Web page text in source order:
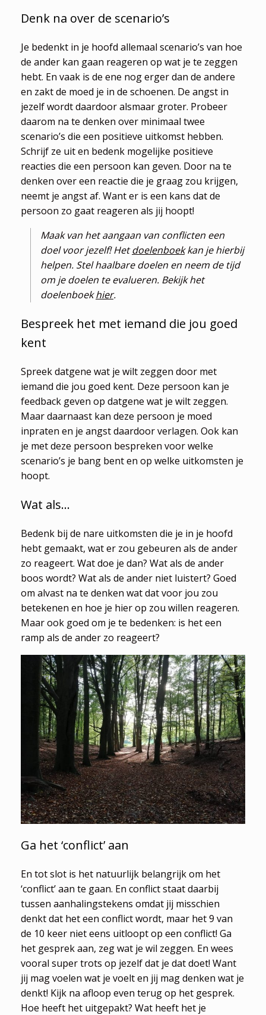
Denk na over de scenario’s
Je bedenkt in je hoofd allemaal scenario’s van hoe
de ander kan gaan reageren op wat je te zeggen
hebt. En vaak is de ene nog erger dan de andere
en zakt de moed je in de schoenen. De angst in
jezelf wordt daardoor alsmaar groter. Probeer
daarom na te denken over minimaal twee
scenario’s die een positieve uitkomst hebben.
Schrijf ze uit en bedenk mogelijke positieve
reacties die een persoon kan geven. Door na te
denken over een reactie die je graag zou krijgen,
neemt je angst af. Want er is een kans dat de
persoon zo gaat reageren als jij hoopt!
Maak van het aangaan van conflicten een
doel voor jezelf! Hetdoelenboekkan je hierbij
helpen. Stel haalbare doelen en neem de tijd
om je doelen te evalueren. Bekijk het
doelenboekhier.
Bespreek het met iemand die jou goed
kent
Spreek datgene wat je wilt zeggen door met
iemand die jou goed kent. Deze persoon kan je
feedback geven op datgene wat je wilt zeggen.
Maar daarnaast kan deze persoon je moed
inpraten en je angst daardoor verlagen. Ook kan
je met deze persoon bespreken voor welke
scenario’s je bang bent en op welke uitkomsten je
hoopt.
Wat als…
Bedenk bij de nare uitkomsten die je in je hoofd
hebt gemaakt, wat er zou gebeuren als de ander
zo reageert. Wat doe je dan? Wat als de ander
boos wordt? Wat als de ander niet luistert? Goed
om alvast na te denken wat dat voor jou zou
betekenen en hoe je hier op zou willen reageren.
Maar ook goed om je te bedenken: is het een
ramp als de ander zo reageert?
Ga het ‘conflict’ aan
En tot slot is het natuurlijk belangrijk om het
‘conflict’ aan te gaan. En conflict staat daarbij
tussen aanhalingstekens omdat jij misschien
denkt dat het een conflict wordt, maar het 9 van
de 10 keer niet eens uitloopt op een conflict! Ga
het gesprek aan, zeg wat je wil zeggen. En wees
vooral super trots op jezelf dat je dat doet! Want
jij mag voelen wat je voelt en jij mag denken wat je
denkt! Kijk na afloop even terug op het gesprek.
Hoe heeft het uitgepakt? Wat heeft het je